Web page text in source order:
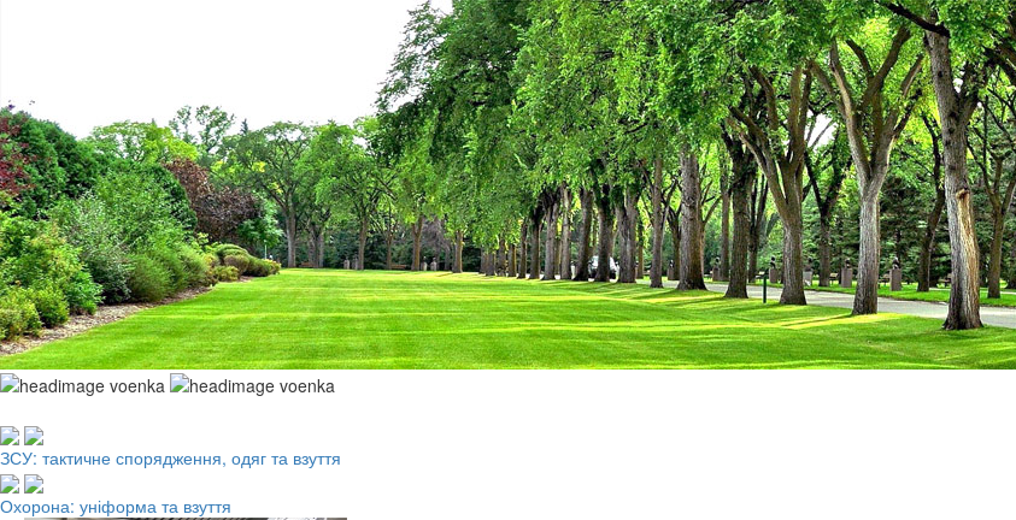
ЗСУ: тактичне спорядження, одяг та взуття
Охорона: уніформа та взуття